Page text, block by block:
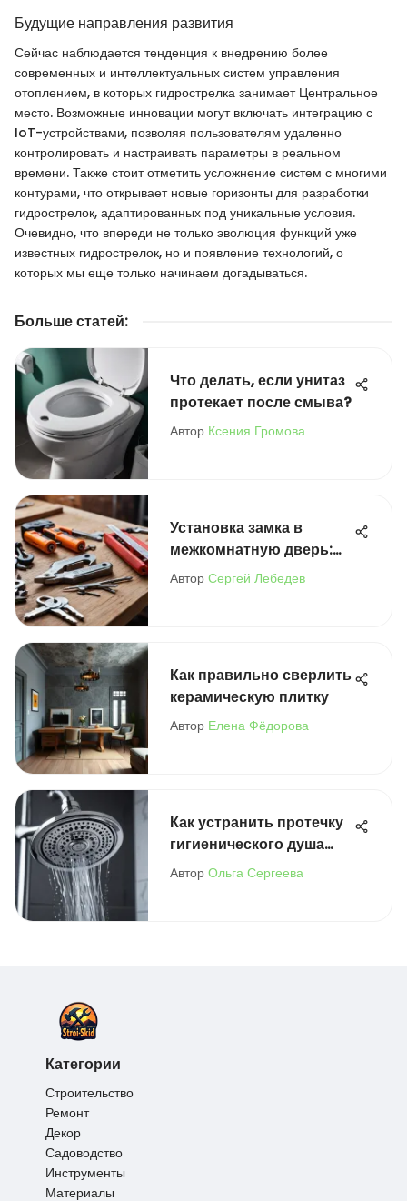
Будущие направления развития
Сейчас наблюдается тенденция к внедрению более
современных и интеллектуальных систем управления
отоплением, в которых гидрострелка занимает Центральное
место. Возможные инновации могут включать интеграцию с
IoT-устройствами, позволяя пользователям удаленно
контролировать и настраивать параметры в реальном
времени. Также стоит отметить усложнение систем с многими
контурами, что открывает новые горизонты для разработки
гидрострелок, адаптированных под уникальные условия.
Очевидно, что впереди не только эволюция функций уже
известных гидрострелок, но и появление технологий, о
которых мы еще только начинаем догадываться.
Больше статей:
Что делать, если унитаз
протекает после смыва?
Автор Ксения Громова
Установка замка в
межкомнатную дверь:
пошаговое руководство
Автор Сергей Лебедев
Как правильно сверлить
керамическую плитку
Автор Елена Фёдорова
Как устранить протечку
гигиенического душа
эффективно
Автор Ольга Сергеева
Категории
Строительство
Ремонт
Декор
Садоводство
Инструменты
Материалы